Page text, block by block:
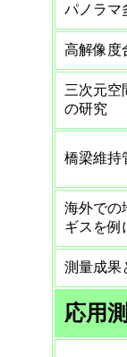
パノラマ
高解像度
三次元空
の研究
橋梁維持
海外での
ギスを例
測量成果
応用